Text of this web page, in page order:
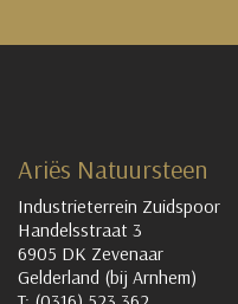
Ariës Natuursteen
Industrieterrein Zuidspoor
Handelsstraat 3
6905 DK Zevenaar
Gelderland (bij Arnhem)